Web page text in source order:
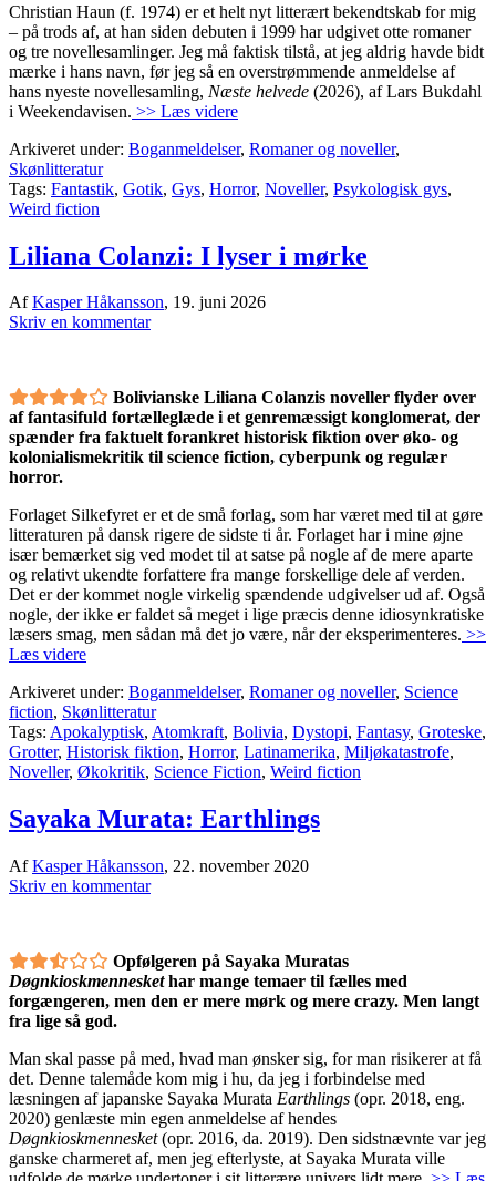
Christian Haun (f. 1974) er et helt nyt litterært bekendtskab for mig
– på trods af, at han siden debuten i 1999 har udgivet otte romaner
og tre novellesamlinger. Jeg må faktisk tilstå, at jeg aldrig havde bidt
mærke i hans navn, før jeg så en overstrømmende anmeldelse af
hans nyeste novellesamling, Næste helvede (2026), af Lars Bukdahl
i Weekendavisen. >> Læs videre
Arkiveret under: Boganmeldelser, Romaner og noveller,
Skønlitteratur
Tags: Fantastik, Gotik, Gys, Horror, Noveller, Psykologisk gys,
Weird fiction
Liliana Colanzi: I lyser i mørke
AfKasper Håkansson, 19. juni 2026
Skriv en kommentar
Bolivianske Liliana Colanzis noveller flyder over
af fantasifuld fortælleglæde i et genremæssigt konglomerat, der
spænder fra faktuelt forankret historisk fiktion over øko- og
kolonialismekritik til science fiction, cyberpunk og regulær
horror.
Forlaget Silkefyret er et de små forlag, som har været med til at gøre
litteraturen på dansk rigere de sidste ti år. Forlaget har i mine øjne
især bemærket sig ved modet til at satse på nogle af de mere aparte
og relativt ukendte forfattere fra mange forskellige dele af verden.
Det er der kommet nogle virkelig spændende udgivelser ud af. Også
nogle, der ikke er faldet så meget i lige præcis denne idiosynkratiske
læsers smag, men sådan må det jo være, når der eksperimenteres. >>
Læs videre
Arkiveret under: Boganmeldelser, Romaner og noveller, Science
fiction, Skønlitteratur
Tags: Apokalyptisk, Atomkraft, Bolivia, Dystopi, Fantasy, Groteske,
Grotter, Historisk fiktion, Horror, Latinamerika, Miljøkatastrofe,
Noveller, Økokritik, Science Fiction, Weird fiction
Sayaka Murata: Earthlings
AfKasper Håkansson, 22. november 2020
Skriv en kommentar
Opfølgeren på Sayaka Muratas
Døgnkioskmenneskethar mange temaer til fælles med
forgængeren, men den er mere mørk og mere crazy. Men langt
fra lige så god.
Man skal passe på med, hvad man ønsker sig, for man risikerer at få
det. Denne talemåde kom mig i hu, da jeg i forbindelse med
læsningen af japanske Sayaka Murata Earthlings (opr. 2018, eng.
2020) genlæste min egen anmeldelse af hendes
Døgnkioskmennesket(opr. 2016, da. 2019). Den sidstnævnte var jeg
ganske charmeret af, men jeg efterlyste, at Sayaka Murata ville